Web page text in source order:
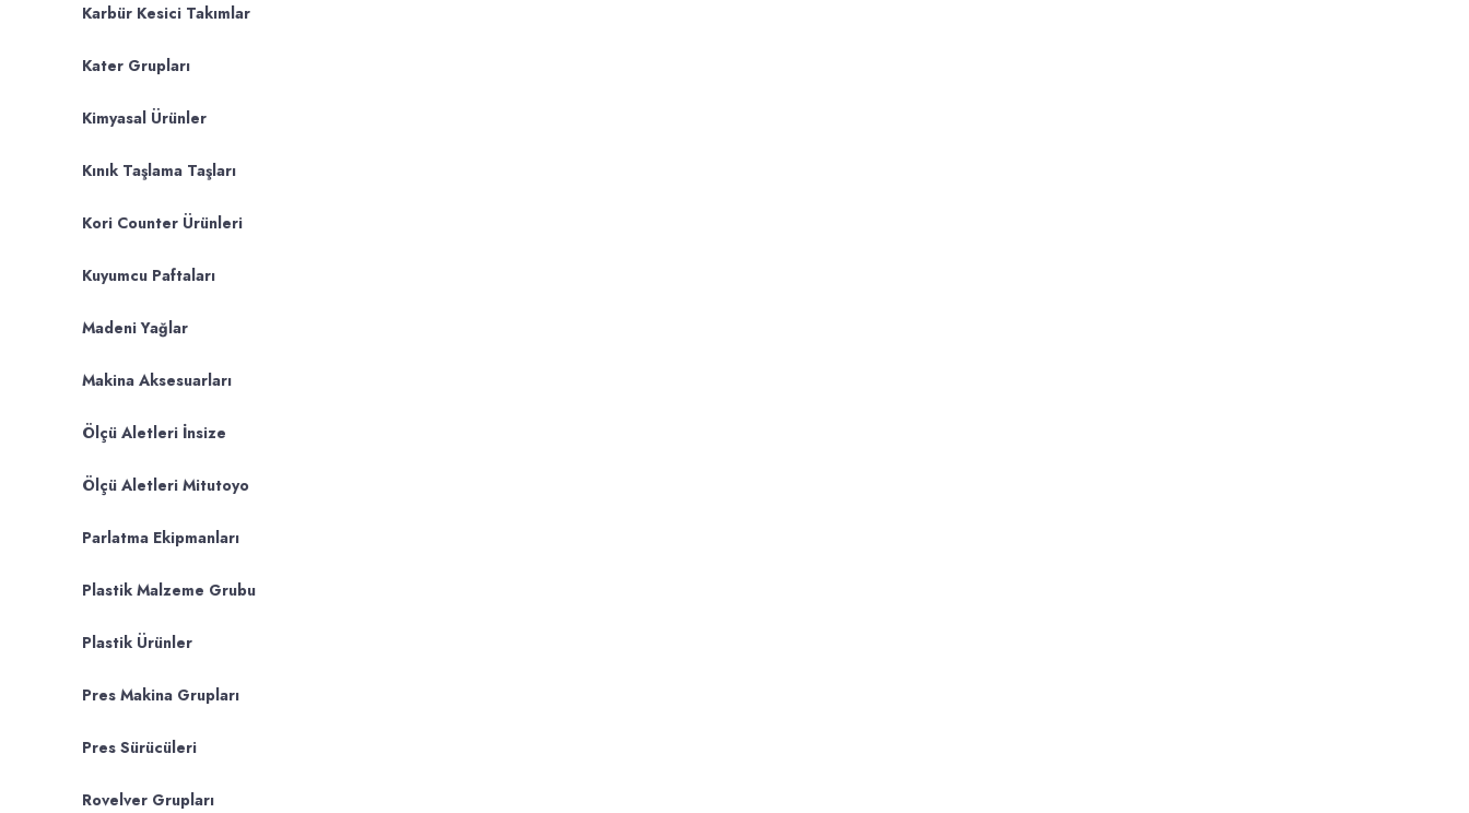
Karbür Kesici Takımlar
Kater Grupları
Kimyasal Ürünler
Kınık Taşlama Taşları
Kori Counter Ürünleri
Kuyumcu Paftaları
Madeni Yağlar
Makina Aksesuarları
Ölçü Aletleri İnsize
Ölçü Aletleri Mitutoyo
Parlatma Ekipmanları
Plastik Malzeme Grubu
Plastik Ürünler
Pres Makina Grupları
Pres Sürücüleri
Rovelver Grupları